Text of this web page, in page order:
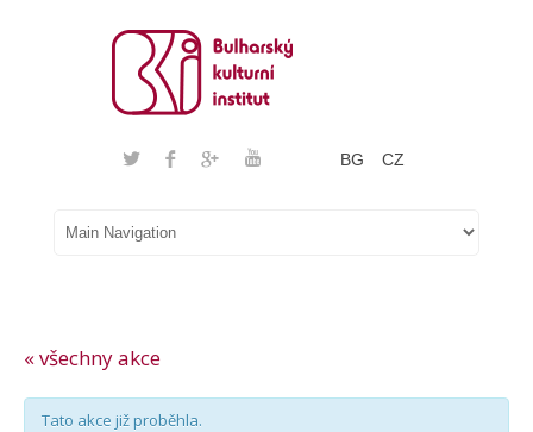
BG CZ
« všechny akce
Tato akce již proběhla.